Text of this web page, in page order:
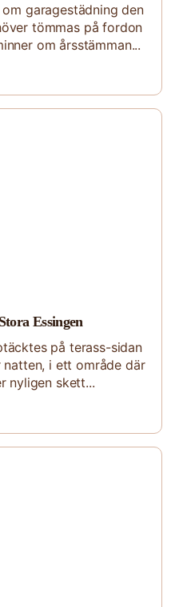
garage­städning den
tömmas på fordon
om årsstämman...
Essingen
på terass-sidan
i ett område där
nyligen skett...